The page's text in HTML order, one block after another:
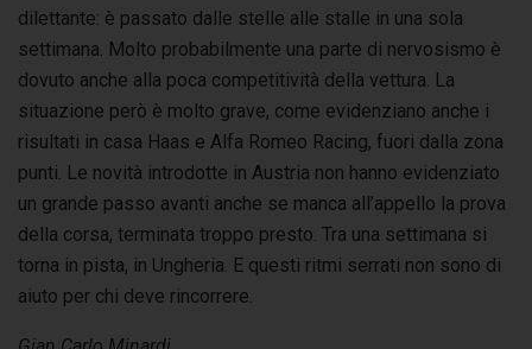
dilettante: è passato dalle stelle alle stalle in una sola
settimana. Molto probabilmente una parte di nervosismo è
dovuto anche alla poca competitività della vettura. La
situazione però è molto grave, come evidenziano anche i
risultati in casa Haas e Alfa Romeo Racing, fuori dalla zona
punti. Le novità introdotte in Austria non hanno evidenziato
un grande passo avanti anche se manca all’appello la prova
della corsa, terminata troppo presto. Tra una settimana si
torna in pista, in Ungheria. E questi ritmi serrati non sono di
aiuto per chi deve rincorrere.